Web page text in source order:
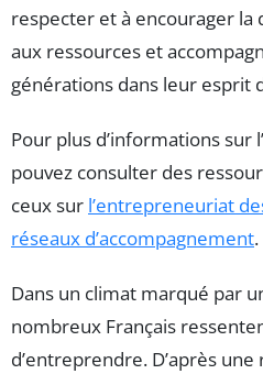
respecter et à encourager la
aux ressources et
générations dans leur esprit
Pour plus d’informations sur l’
pouvez consulter des
ceux sur l’entrepreneuriat
réseaux d’accompagnement.
Dans un climat marqué par
nombreux Français
d’entreprendre. D’après